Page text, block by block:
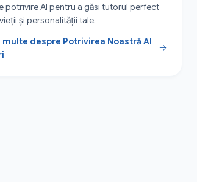
potrivire AI pentru a găsi tutorul perfect
și personalității tale.
multe despre Potrivirea Noastră AI